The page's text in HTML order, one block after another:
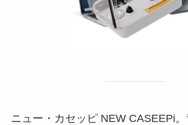
ニュー・カセッピ NEW CASEEPi